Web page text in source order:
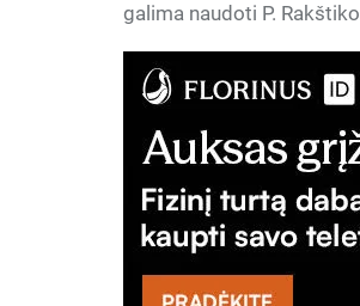
galima naudoti P.